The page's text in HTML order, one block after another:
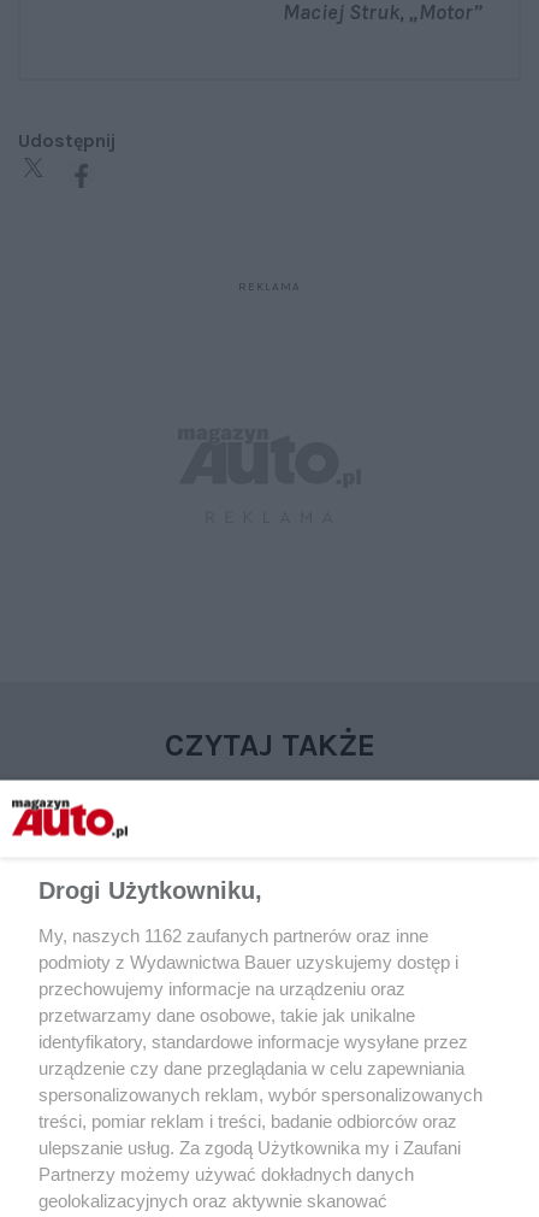
Maciej Struk, „Motor”
Udostępnij
CZYTAJ TAKŻE
NOWOŚCI
Stellantis szykuje w Polsce
rewolucję. W 2026 r. pojawią się 3
nowe modele Leapmotor
w zaskakujących cenach
AKTUALNOŚCI
Tychy wypadły z
zadomowi się w
Drogi Użytkowniku,
My, naszych 1162 zaufanych partnerów oraz inne
podmioty z Wydawnictwa Bauer uzyskujemy dostęp i
przechowujemy informacje na urządzeniu oraz
przetwarzamy dane osobowe, takie jak unikalne
identyfikatory, standardowe informacje wysyłane przez
urządzenie czy dane przeglądania w celu zapewniania
spersonalizowanych reklam, wybór spersonalizowanych
treści, pomiar reklam i treści, badanie odbiorców oraz
ulepszanie usług. Za zgodą Użytkownika my i Zaufani
Partnerzy możemy używać dokładnych danych
geolokalizacyjnych oraz aktywnie skanować